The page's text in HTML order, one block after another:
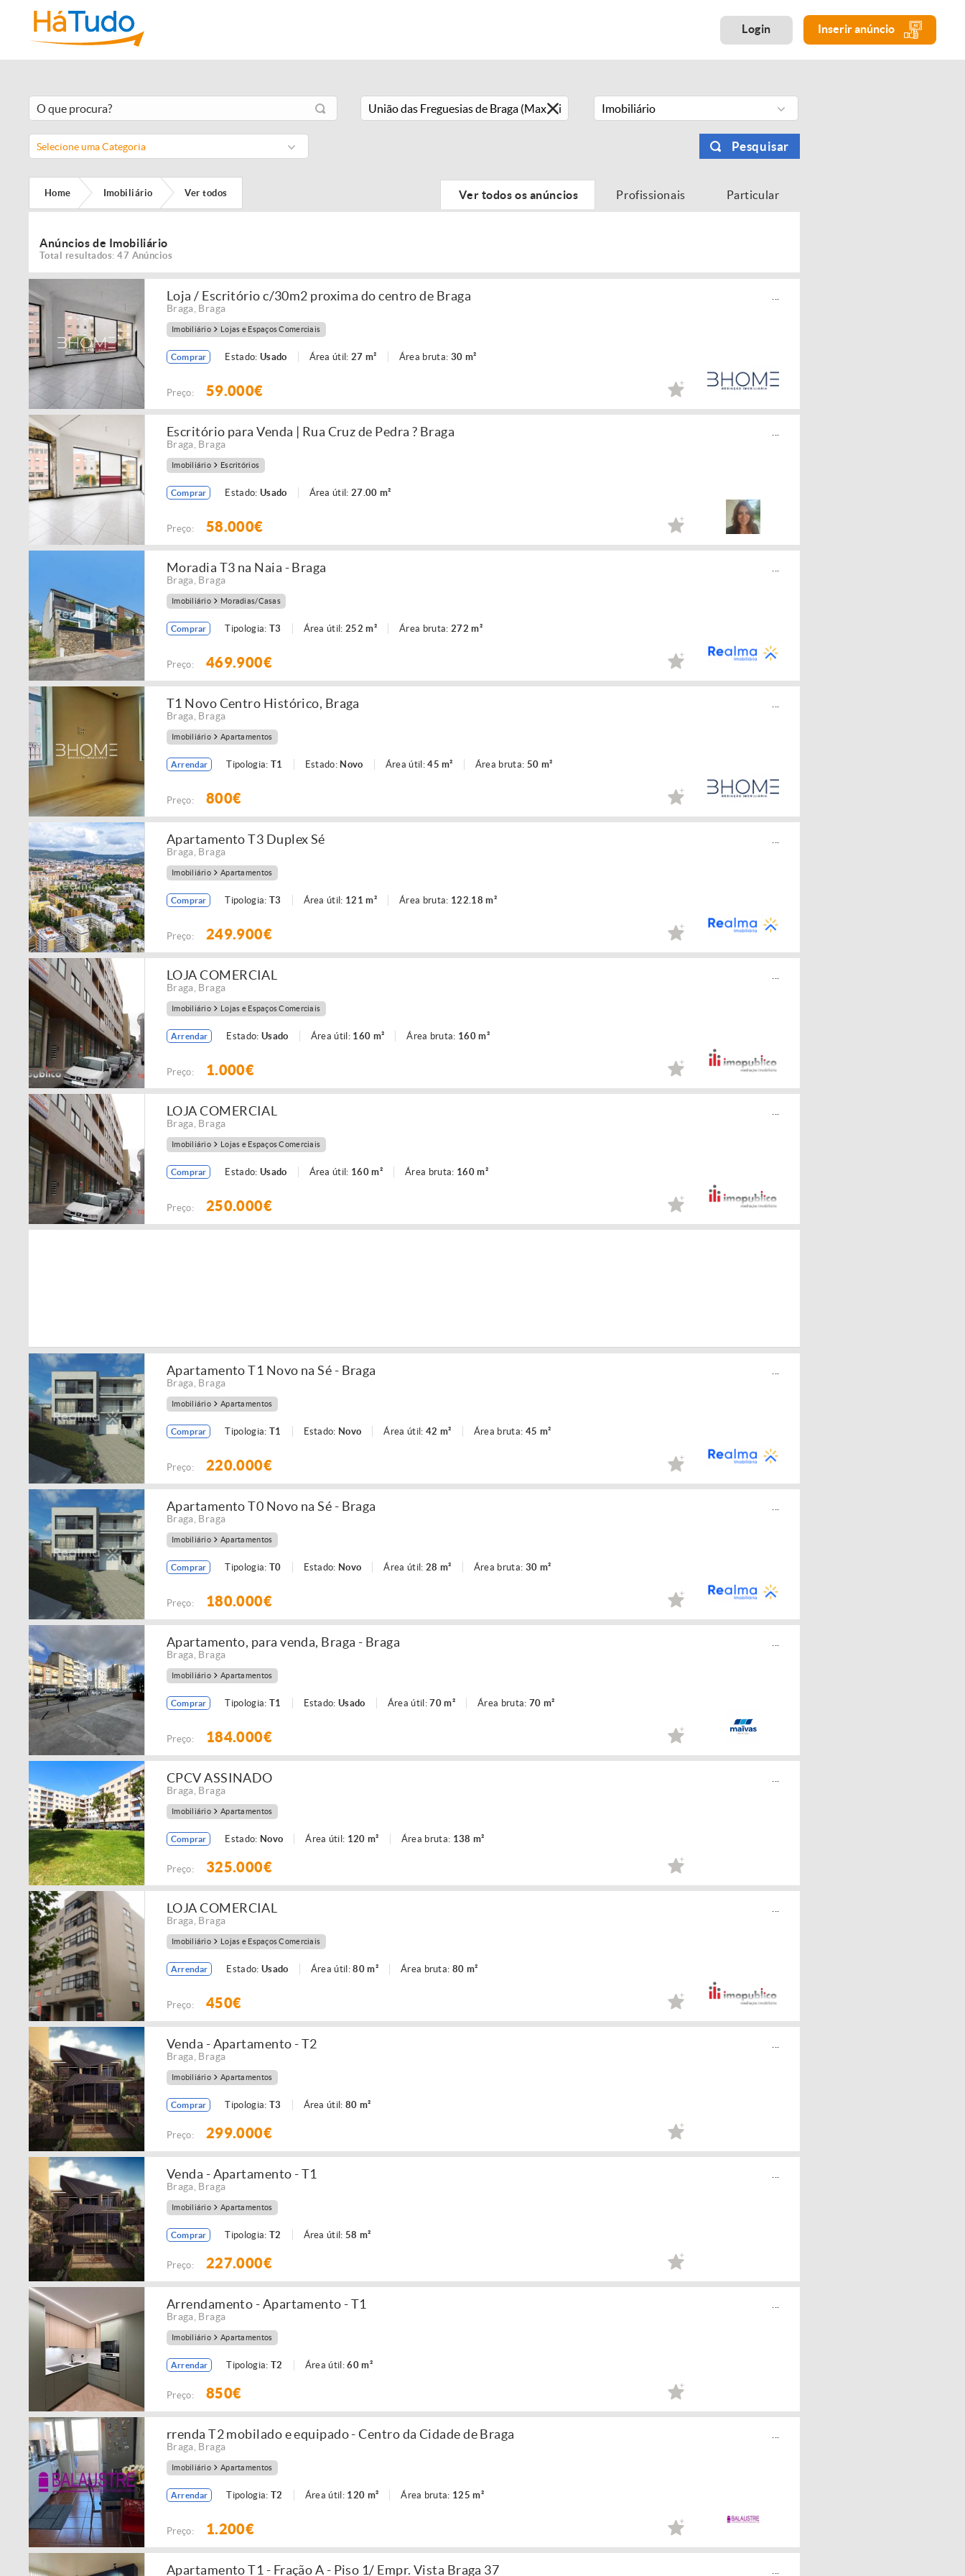
Login Inserir anúncio
Imobiliário
Selecione uma Categoria Pesquisar
Home Imobiliário Ver todos Ver todos os anúncios Profissionais Particular
Anúncios de Imobiliário
Total resultados: 47 Anúncios
Loja / Escritório c/30m2 proxima do centro de Braga
Braga Braga
Imobiliário Lojas e Espaços Comerciais
Comprar Estado: Usado Área útil:27 m² Área bruta: 30 m²
Preço: 59.000€
Escritório para Venda | Rua Cruz de Pedra ? Braga
Braga Braga
Imobiliário Escritórios
Comprar Estado: Usado Área útil:27.00 m²
Preço: 58.000€
Moradia T3 na Naia - Braga
Braga Braga
Imobiliário Moradias/Casas
Comprar Tipologia: T3 Área útil:252 m² Área bruta: 272 m²
Preço: 469.900€
T1 Novo Centro Histórico, Braga
Braga Braga
Imobiliário Apartamentos
Arrendar Tipologia:T1 Estado: Novo Área útil:45 m² Área bruta: 50 m²
Preço: 800€
Apartamento T3 Duplex Sé
Braga Braga
Imobiliário Apartamentos
Comprar Tipologia: T3 Área útil: 121 m² Área bruta: 122.18 m²
Preço: 249.900€
LOJA COMERCIAL
Braga Braga
Imobiliário Lojas e Espaços Comerciais
Arrendar Estado:Usado Área útil: 160 m² Área bruta: 160 m²
Preço: 1.000€
LOJA COMERCIAL
Braga Braga
Imobiliário Lojas e Espaços Comerciais
Comprar Estado: Usado Área útil: 160 m² Área bruta: 160 m²
Preço: 250.000€
Apartamento T1 Novo na Sé - Braga
Braga Braga
Imobiliário Apartamentos
Comprar Tipologia: T1 Estado: Novo Área útil: 42 m² Área bruta: 45 m²
Preço: 220.000€
Apartamento T0 Novo na Sé - Braga
Braga Braga
Imobiliário Apartamentos
Comprar Tipologia: T0 Estado: Novo Área útil: 28 m² Área bruta: 30 m²
Preço: 180.000€
Apartamento, para venda, Braga - Braga
Braga Braga
Imobiliário Apartamentos
Comprar Tipologia: T1 Estado:Usado Área útil:70 m² Área bruta: 70 m²
Preço: 184.000€
CPCV ASSINADO
Braga Braga
Imobiliário Apartamentos
Comprar Estado: Novo Área útil: 120 m² Área bruta: 138 m²
Preço: 325.000€
LOJA COMERCIAL
Braga Braga
Imobiliário Lojas e Espaços Comerciais
Arrendar Estado:Usado Área útil:80 m² Área bruta: 80 m²
Preço: 450€
Venda - Apartamento - T2
Braga Braga
Imobiliário Apartamentos
Comprar Tipologia: T3 Área útil:80 m²
Preço: 299.000€
Venda - Apartamento - T1
Braga Braga
Imobiliário Apartamentos
Comprar Tipologia: T2 Área útil:58 m²
Preço: 227.000€
Arrendamento - Apartamento - T1
Braga Braga
Imobiliário Apartamentos
Arrendar Tipologia:T2 Área útil:60 m²
Preço: 850€
rrenda T2 mobilado e equipado - Centro da Cidade de Braga
Braga Braga
Imobiliário Apartamentos
Arrendar Tipologia:T2 Área útil: 120 m² Área bruta: 125 m²
Preço: 1.200€
Apartamento T1 - Fração A - Piso 1/ Empr. Vista Braga 37